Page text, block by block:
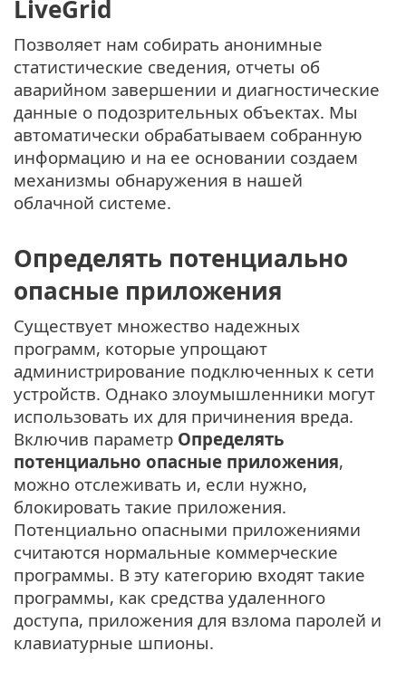
LiveGrid
Позволяет нам собирать анонимные
статистические сведения, отчеты об
аварийном завершении и диагностические
данные о подозрительных объектах. Мы
автоматически обрабатываем собранную
информацию и на ее основании создаем
механизмы обнаружения в нашей
облачной системе.
Определять потенциально
опасные приложения
Существует множество надежных
программ, которые упрощают
администрирование подключенных к сети
устройств. Однако злоумышленники могут
использовать их для причинения вреда.
Включив параметр Определять
потенциально опасные приложения,
можно отслеживать и, если нужно,
блокировать такие приложения.
Потенциально опасными приложениями
считаются нормальные коммерческие
программы. В эту категорию входят такие
программы, как средства удаленного
доступа, приложения для взлома паролей и
клавиатурные шпионы.